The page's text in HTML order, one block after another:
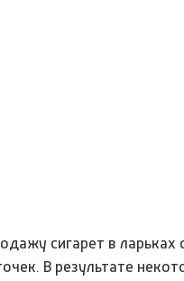
сигарет в
В результате